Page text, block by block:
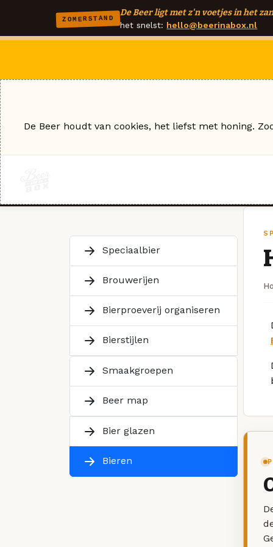
ZOMERSTAND
De Beer ligt met z'n voetjes in het
het snelst: hello@beerinabox.nl
Speciaalbier
Brouwerijen
Bierproeverij organiseren
Bierstijlen
Smaakgroepen
Beer map
Bier glazen
Bieren
De Beer houdt van cookies, het liefst met honing.